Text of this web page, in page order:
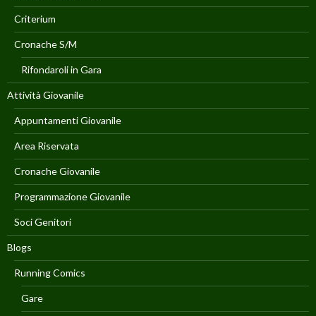
Criterium
Cronache S/M
Rifondaroli in Gara
Attività Giovanile
Appuntamenti Giovanile
Area Riservata
Cronache Giovanile
Programmazione Giovanile
Soci Genitori
Blogs
Running Comics
Gare